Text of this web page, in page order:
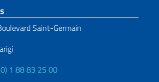
de pied de
Saint-Germain
1 88 83 25 00